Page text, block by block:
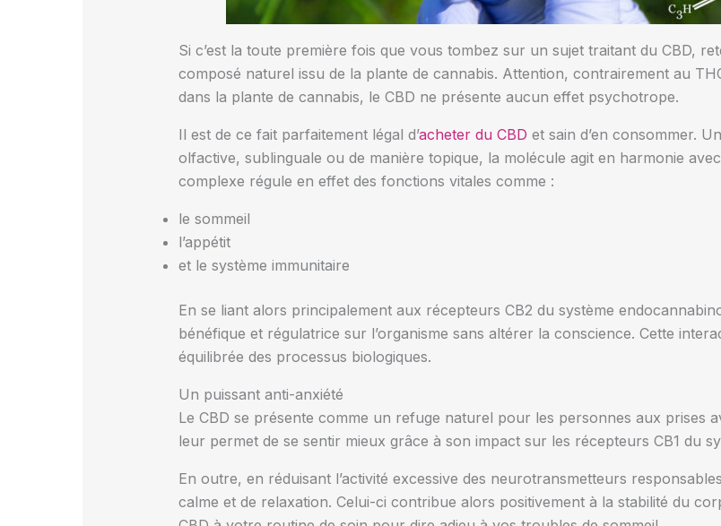
Si c’est la toute première fois que vous tombez sur un sujet traitant du CBD,
composé naturel issu de la plante de cannabis. Attention, contrairement au
dans la plante de cannabis, le CBD ne présente aucun effet psychotrope.
Il est de ce fait parfaitement légal d’acheter du CBD et sain d’en consommer.
olfactive, sublinguale ou de manière topique, la molécule agit en harmonie
complexe régule en effet des fonctions vitales comme :
le sommeil
l’appétit
et le système immunitaire
En se liant alors principalement aux récepteurs CB2 du système
bénéfique et régulatrice sur l’organisme sans altérer la conscience. Cette
équilibrée des processus biologiques.
Un puissant anti-anxiété
Le CBD se présente comme un refuge naturel pour les personnes aux prises
leur permet de se sentir mieux grâce à son impact sur les récepteurs CB1 du
En outre, en réduisant l’activité excessive des neurotransmetteurs
calme et de relaxation. Celui-ci contribue alors positivement à la stabilité du